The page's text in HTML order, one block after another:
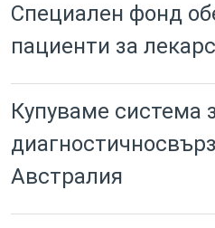
Специален фонд
пациенти за
Купуваме система
Австралия